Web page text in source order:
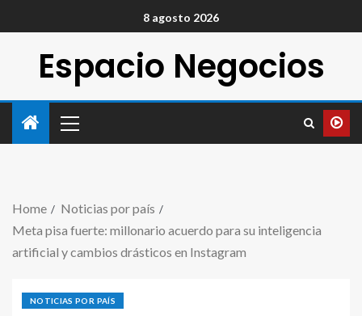
8 agosto 2026
Espacio Negocios
Home
Noticias por país
Meta pisa fuerte: millonario acuerdo para su inteligencia
artificial y cambios drásticos en Instagram
NOTICIAS POR PAÍS